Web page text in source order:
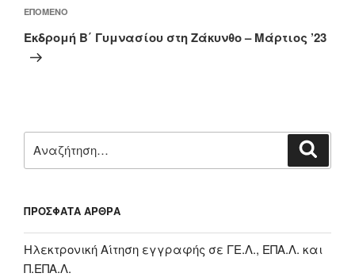
Επόμενο
άρθρο
ΕΠΌΜΕΝΟ
Εκδρομή Β΄ Γυμνασίου στη Ζάκυνθο – Μάρτιος ’23
για:
ΠΡΌΣΦΑΤΑ ΆΡΘΡΑ
Ηλεκτρονική Αίτηση εγγραφής σε ΓΕ.Λ., ΕΠΑ.Λ. και
Π.ΕΠΑ.Λ.